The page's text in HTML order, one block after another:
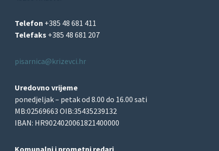
Telefon +385 48 681 411
Telefaks +385 48 681 207
pisarnica@krizevci.hr
Uredovno vrijeme
ponedjeljak – petak od 8.00 do 16.00 sati
MB:02569663 OIB:35435239132
IBAN: HR9024020061821400000